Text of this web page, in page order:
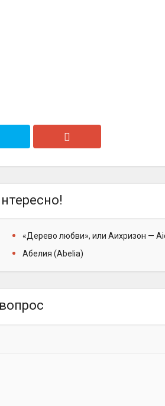
«Дерево любви», или Аихризон —
Абелия (Abelia)